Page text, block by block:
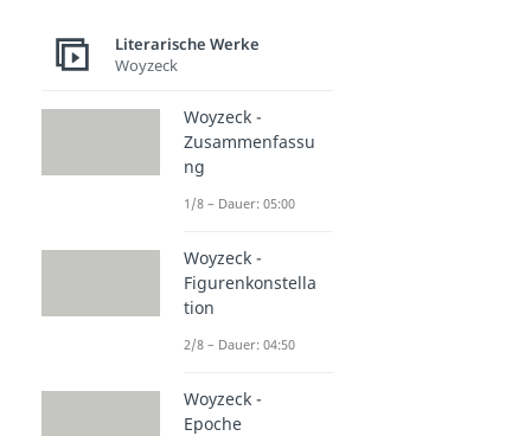
Literarische Werke
Woyzeck
Woyzeck -
Zusammenfassu
ng
1/8 – Dauer: 05:00
Woyzeck -
Figurenkonstella
tion
2/8 – Dauer: 04:50
Woyzeck -
Epoche